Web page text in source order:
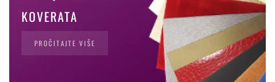
KOVERATA
PROČITAJTE VIŠE